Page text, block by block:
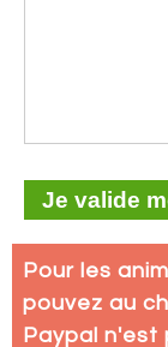
Pour les
pouvez au
Paypal n'est